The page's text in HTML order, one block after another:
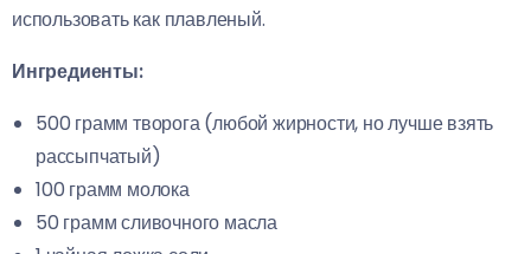
использовать как плавленый.
Ингредиенты:
500 грамм творога (любой жирности, но лучше взять
рассыпчатый)
100 грамм молока
50 грамм сливочного масла